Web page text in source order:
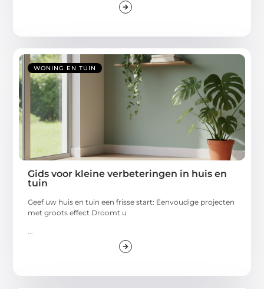
WONING EN TUIN
Gids voor kleine verbeteringen in huis en
tuin
Geef uw huis en tuin een frisse start: Eenvoudige projecten
met groots effect Droomt u